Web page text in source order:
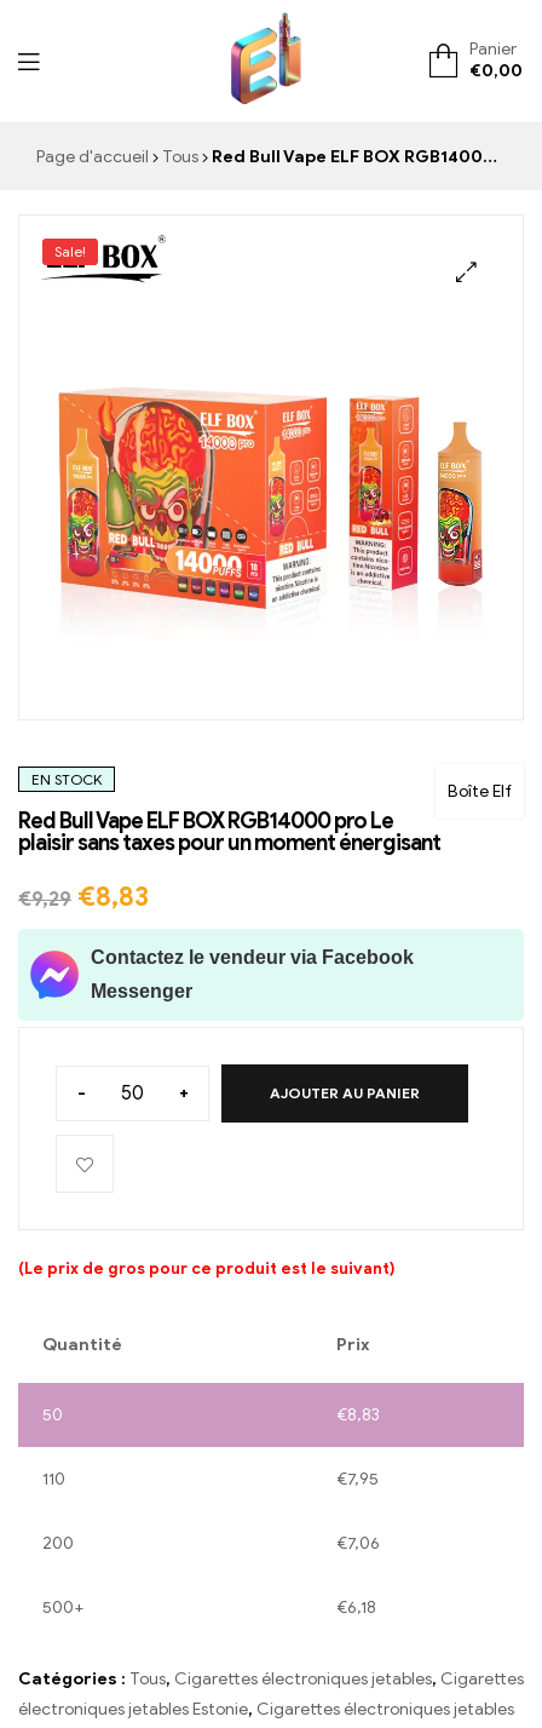
ElementVape.de
Panier
€0,00
Page d'accueil Tous Red Bull Vape ELF BOX RGB14000 pro Le plaisir sans taxes pour un moment énergisant
Sale!
Boîte Elf
EN STOCK
Red Bull Vape ELF BOX RGB14000 pro Le
plaisir sans taxes pour un moment énergisant
€9,29 €8,83
Contactez le vendeur via Facebook
Messenger
- + AJOUTER AU PANIER
(Le prix de gros pour ce produit est le suivant)
Quantité Prix
50 €8,83
110 €7,95
200 €7,06
500+ €6,18
Catégories : Tous, Cigarettes électroniques jetables, Cigarettes
électroniques jetables Estonie, Cigarettes électroniques jetables